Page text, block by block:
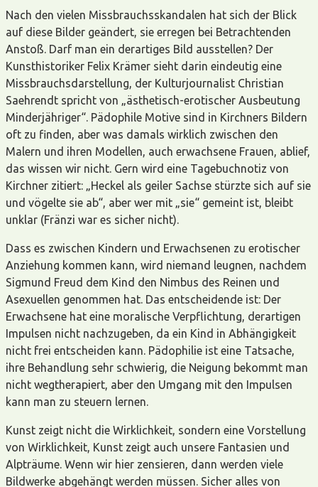
Nach den vielen Missbrauchsskandalen hat sich der Blick
auf diese Bilder geändert, sie erregen bei Betrachtenden
Anstoß. Darf man ein derartiges Bild ausstellen? Der
Kunsthistoriker Felix Krämer sieht darin eindeutig eine
Missbrauchsdarstellung, der Kulturjournalist Christian
Saehrendt spricht von „ästhetisch-erotischer Ausbeutung
Minderjähriger“. Pädophile Motive sind in Kirchners Bildern
oft zu finden, aber was damals wirklich zwischen den
Malern und ihren Modellen, auch erwachsene Frauen, ablief,
das wissen wir nicht. Gern wird eine Tagebuchnotiz von
Kirchner zitiert: „Heckel als geiler Sachse stürzte sich auf sie
und vögelte sie ab“, aber wer mit „sie“ gemeint ist, bleibt
unklar (Fränzi war es sicher nicht).
Dass es zwischen Kindern und Erwachsenen zu erotischer
Anziehung kommen kann, wird niemand leugnen, nachdem
Sigmund Freud dem Kind den Nimbus des Reinen und
Asexuellen genommen hat. Das entscheidende ist: Der
Erwachsene hat eine moralische Verpflichtung, derartigen
Impulsen nicht nachzugeben, da ein Kind in Abhängigkeit
nicht frei entscheiden kann. Pädophilie ist eine Tatsache,
ihre Behandlung sehr schwierig, die Neigung bekommt man
nicht wegtherapiert, aber den Umgang mit den Impulsen
kann man zu steuern lernen.
Kunst zeigt nicht die Wirklichkeit, sondern eine Vorstellung
von Wirklichkeit, Kunst zeigt auch unsere Fantasien und
Alpträume. Wenn wir hier zensieren, dann werden viele
Bildwerke abgehängt werden müssen. Sicher alles von